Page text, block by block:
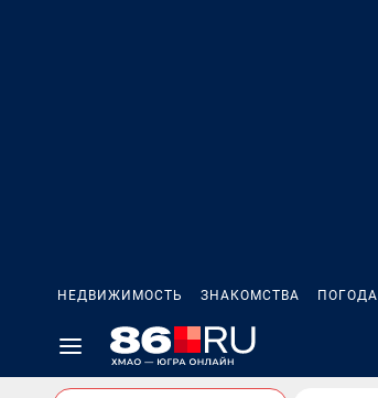
НЕДВИЖИМОСТЬ ЗНАКОМСТВА ПОГОДА